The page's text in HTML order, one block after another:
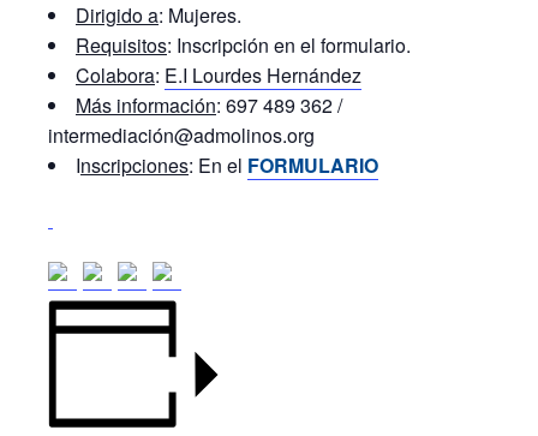
Dirigido a: Mujeres.
Requisitos: Inscripción en el formulario.
Colabora: E.I Lourdes Hernández
Más información: 697 489 362 /
intermediación@admolinos.org
Inscripciones: En el FORMULARIO